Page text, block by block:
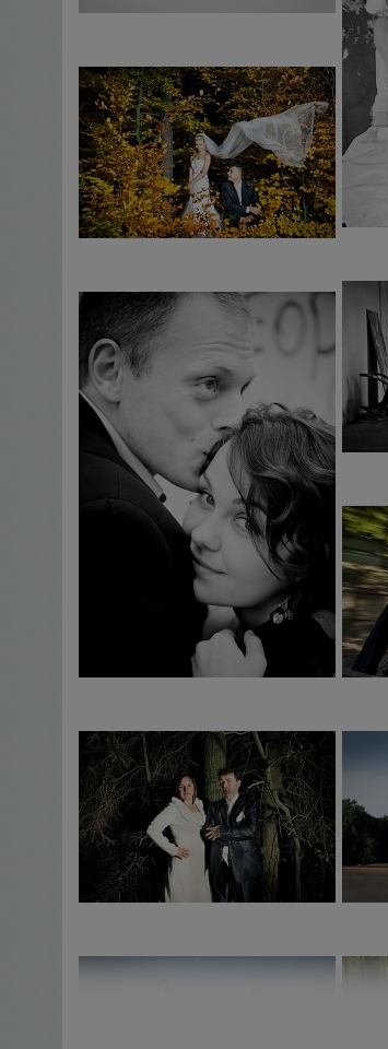
wielu.
#4 …jednocześnie zachowując świeżość
Pomimo bogatego stażu zachowuję
Wszystko dzięki ograniczonej w ciągu
zdjęcia jako „niepozowane” – jeśli takiej
oczekujesz, z pewnością sprostam
#5 …by dostarczyć Ci dokładnie to,
1. Do każdego zlecenia podchodzę
2. To jedyny w swoim rodzaju dzień, z
3. Słucham dokładnie Waszych
oryginalne aranżacje. Stwórzmy
Zaraz, zaraz… miało być7 powodów
,
Nic bardziej mylnego. Listę dopełniacie
więcej. Jeśli czujecie, żeWaszasesja
Waszych najśmielszych marzeniach,